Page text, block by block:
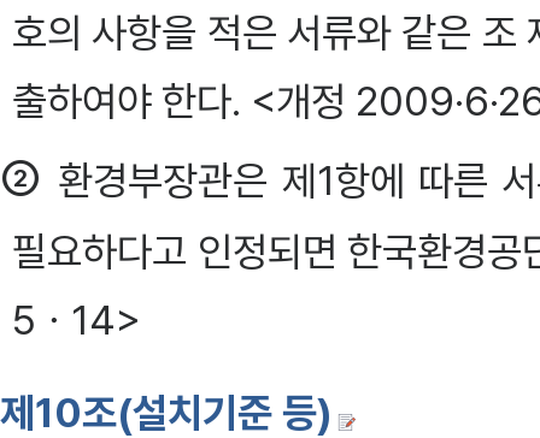
호의 사항을 적은 서류와 같은
출하여야 한다. <개정
② 환경부장관은 제1항에 따른
필요하다고 인정되면 한국환경
5ㆍ14>
제10조(설치기준 등)